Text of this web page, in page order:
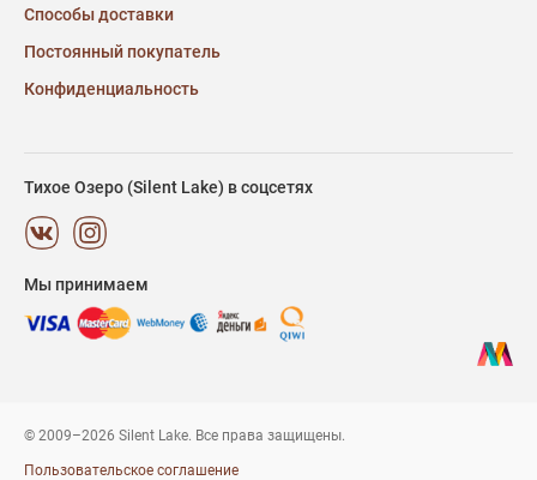
Способы доставки
Постоянный покупатель
Конфиденциальность
Тихое Озеро (Silent Lake) в соцсетях
Мы принимаем
© 2009–2026 Silent Lake. Все права защищены.
Пользовательское соглашение